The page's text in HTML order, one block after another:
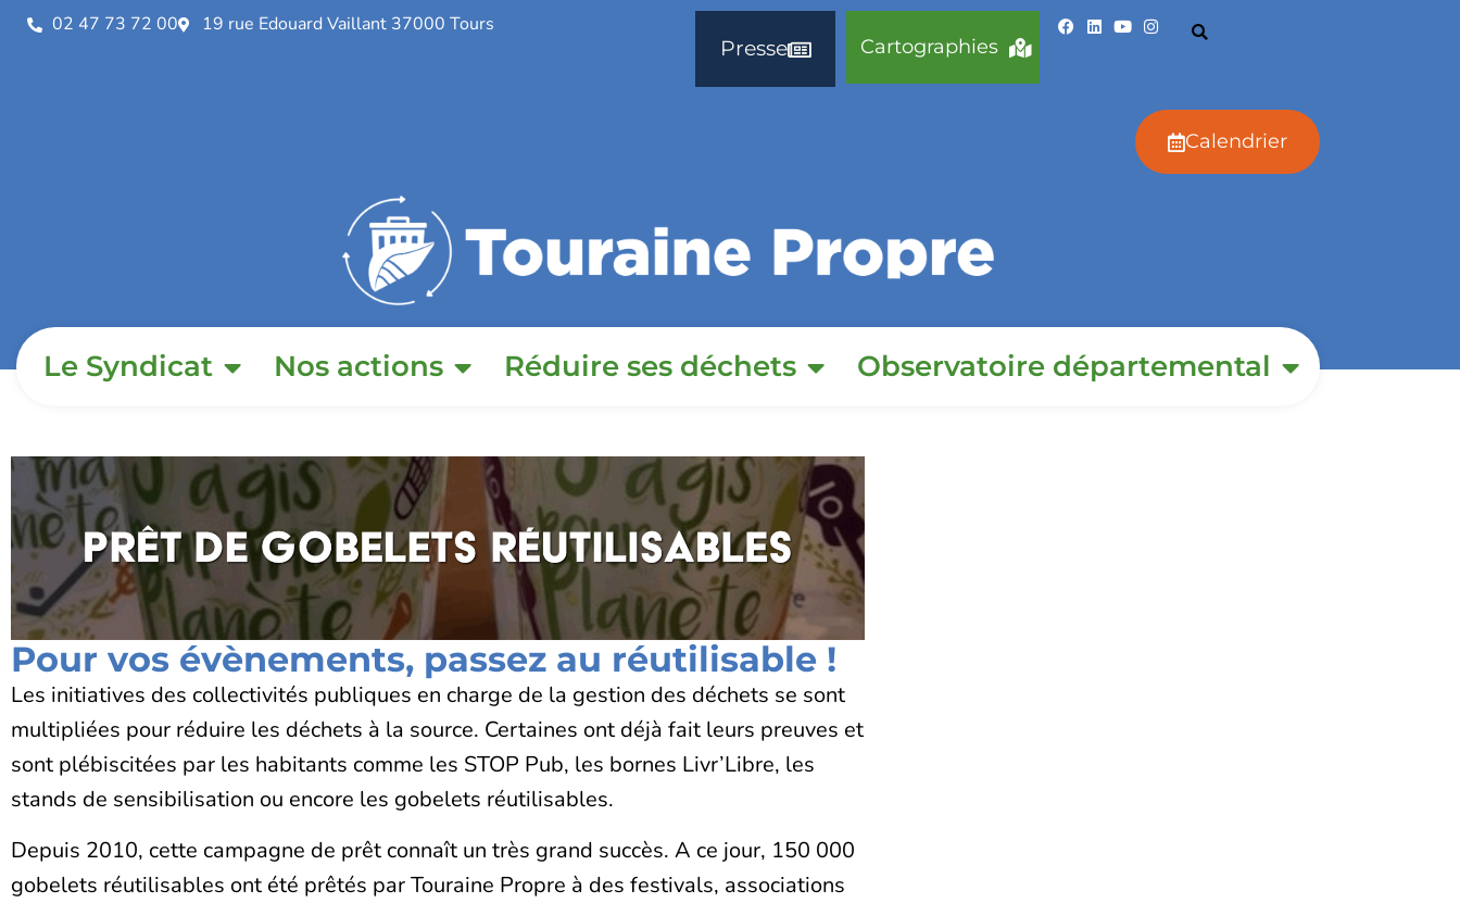
02 47 73 72 00 19 rue Edouard Vaillant 37000 Tours
Presse Cartographies
Calendrier
Le Syndicat Nos actions Réduire ses déchets Observatoire départemental
Pour vos évènements, passez au réutilisable !
Les initiatives des collectivités publiques en charge de la gestion des déchets se sont
multipliées pour réduire les déchets à la source. Certaines ont déjà fait leurs preuves et
sont plébiscitées par les habitants comme les STOP Pub, les bornes Livr’Libre, les
stands de sensibilisation ou encore les gobelets réutilisables.
Depuis 2010, cette campagne de prêt connaît un très grand succès. A ce jour, 150 000
gobelets réutilisables ont été prêtés par Touraine Propre à des festivals, associations